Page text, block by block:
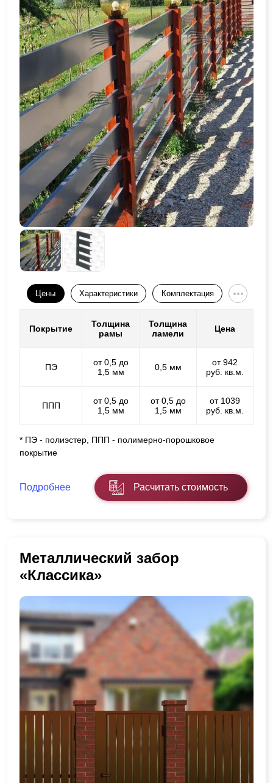
Цены Характеристики Комплектация
Покрытие
Толщина
рамы
Толщина
ламели
Цена
ПЭ
от 0,5 до
1,5 мм
0,5 мм
от 942
руб. кв.м.
ППП
от 0,5 до
1,5 мм
от 0,5 до
1,5 мм
от 1039
руб. кв.м.
* ПЭ - полиэстер, ППП - полимерно-порошковое
покрытие
Подробнее Расчитать стоимость
Металлический забор
«Классика»